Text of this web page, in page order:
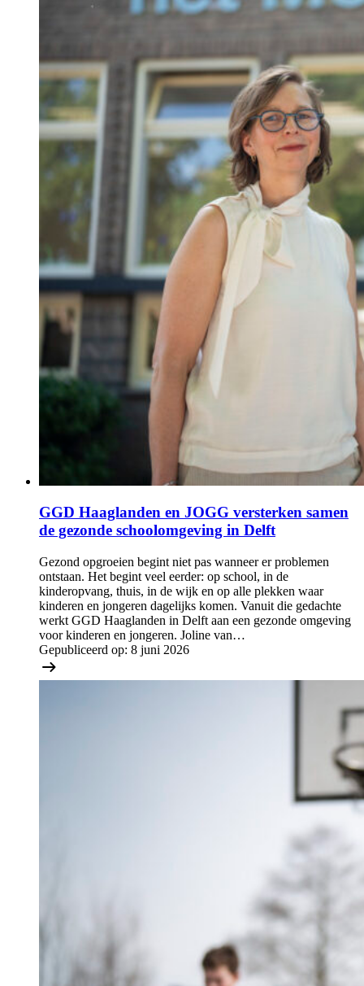
GGD Haaglanden en JOGG versterken samen
de gezonde schoolomgeving in Delft
Gezond opgroeien begint niet pas wanneer er problemen
ontstaan. Het begint veel eerder: op school, in de
kinderopvang, thuis, in de wijk en op alle plekken waar
kinderen en jongeren dagelijks komen. Vanuit die gedachte
werkt GGD Haaglanden in Delft aan een gezonde omgeving
voor kinderen en jongeren. Joline van…
Gepubliceerd op: 8 juni 2026